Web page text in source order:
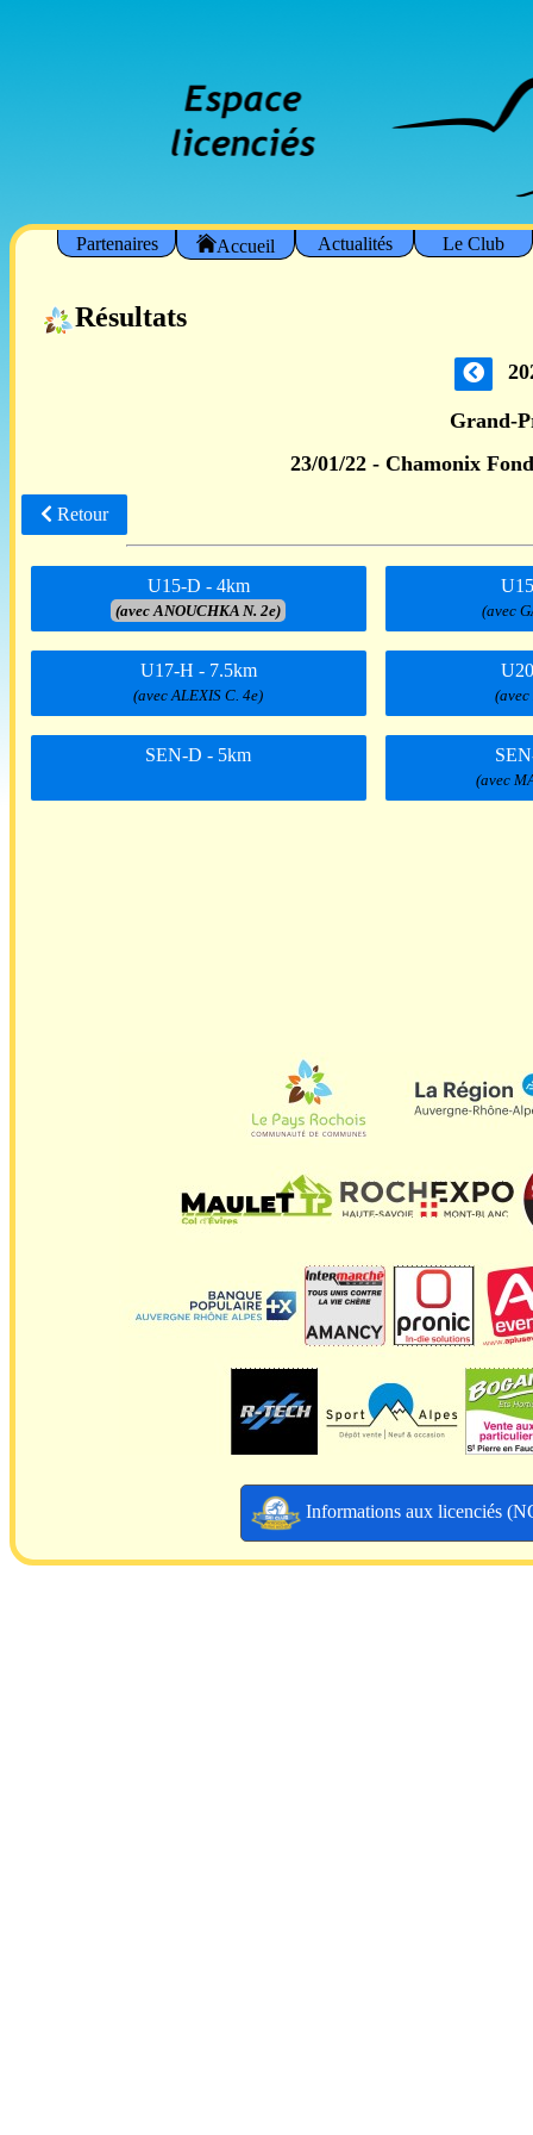
Partenaires Accueil Actualités Le Club
Résultats
Grand-
23/01/22 - Chamonix
Retour
U15-D - 4km
(avec ANOUCHKA N. 2e) (avec
U17-H - 7.5km
(avec ALEXIS C. 4e)
SEN-D - 5km
(avec
Informations aux licenciés